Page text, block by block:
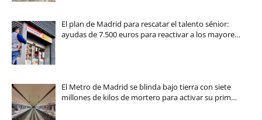
El plan de Madrid para rescatar el talento sénior:
ayudas de 7.500 euros para reactivar a los mayore…
El Metro de Madrid se blinda bajo tierra con siete
millones de kilos de mortero para activar su prim…